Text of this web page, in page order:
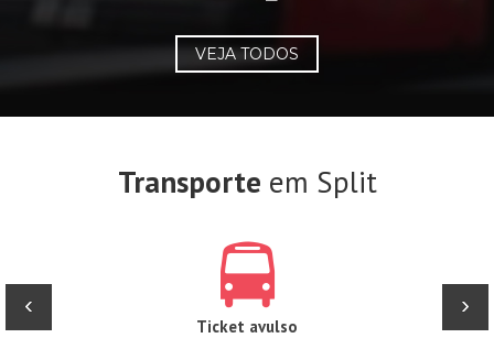
VEJA TODOS
Transporte em Split
Ticket avulso
‹ ›